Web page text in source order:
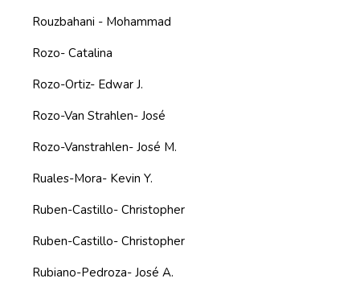
Rouzbahani - Mohammad
Rozo- Catalina
Rozo-Ortiz- Edwar J.
Rozo-Van Strahlen- José
Rozo-Vanstrahlen- José M.
Ruales-Mora- Kevin Y.
Ruben-Castillo- Christopher
Ruben-Castillo- Christopher
Rubiano-Pedroza- José A.